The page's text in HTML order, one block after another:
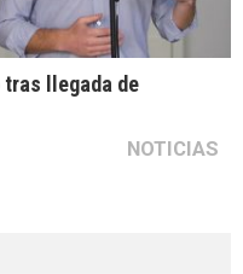
tras llegada de
NOTICIAS